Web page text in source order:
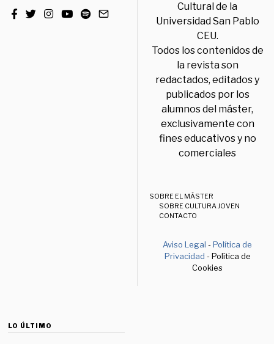
Cultural de la
Universidad San Pablo
CEU.
Todos los contenidos de
la revista son
redactados, editados y
publicados por los
alumnos del máster,
exclusivamente con
fines educativos y no
comerciales
SOBRE EL MÁSTER
SOBRE CULTURA JOVEN
CONTACTO
Aviso Legal -Política de
Privacidad - Política de
Cookies
LO ÚLTIMO